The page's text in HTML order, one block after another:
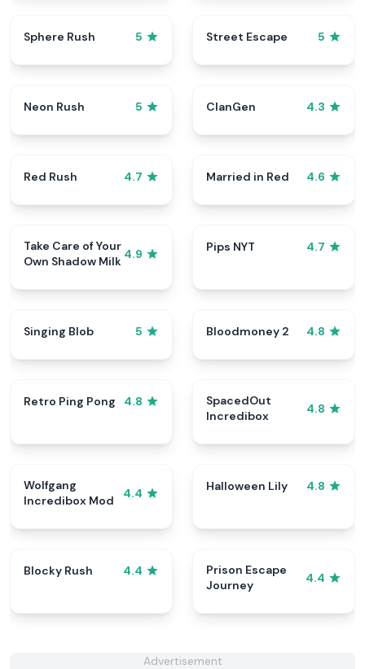
Sphere Rush 5 Street Escape 5
Neon Rush 5 ClanGen 4.3
Red Rush 4.7 Married in Red 4.6
Take Care of Your
Own Shadow Milk 4.9
Pips NYT 4.7
Singing Blob 5 Bloodmoney 2 4.8
Retro Ping Pong 4.8
SpacedOut
Incredibox
4.8
Wolfgang
Incredibox Mod
4.4
Halloween Lily 4.8
Blocky Rush 4.4
Prison Escape
Journey
4.4
Advertisement